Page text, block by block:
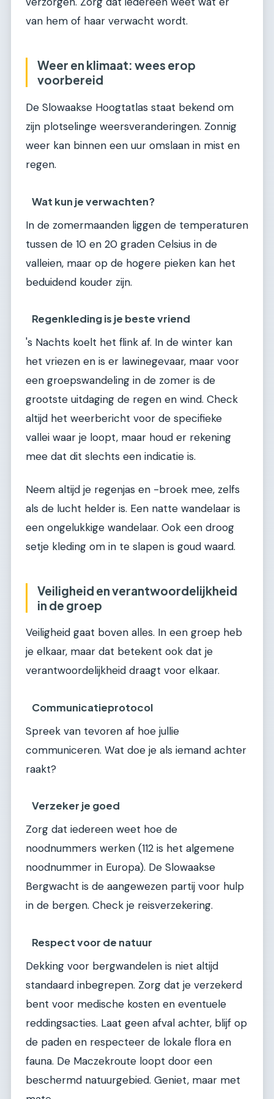
van hem of haar verwacht wordt.
Weer en klimaat: wees erop
voorbereid
De Slowaakse Hoogtatlas staat bekend om
zijn plotselinge weersveranderingen. Zonnig
weer kan binnen een uur omslaan in mist en
regen.
Wat kun je verwachten?
In de zomermaanden liggen de temperaturen
tussen de 10 en 20 graden Celsius in de
valleien, maar op de hogere pieken kan het
beduidend kouder zijn.
Regenkleding is je beste vriend
's Nachts koelt het flink af. In de winter kan
het vriezen en is er lawinegevaar, maar voor
een groepswandeling in de zomer is de
grootste uitdaging de regen en wind. Check
altijd het weerbericht voor de specifieke
vallei waar je loopt, maar houd er rekening
mee dat dit slechts een indicatie is.
Neem altijd je regenjas en -broek mee, zelfs
als de lucht helder is. Een natte wandelaar is
een ongelukkige wandelaar. Ook een droog
setje kleding om in te slapen is goud waard.
Veiligheid en verantwoordelijkheid
in de groep
Veiligheid gaat boven alles. In een groep heb
je elkaar, maar dat betekent ook dat je
verantwoordelijkheid draagt voor elkaar.
Communicatieprotocol
Spreek van tevoren af hoe jullie
communiceren. Wat doe je als iemand achter
raakt?
Verzeker je goed
Zorg dat iedereen weet hoe de
noodnummers werken (112 is het algemene
noodnummer in Europa). De Slowaakse
Bergwacht is de aangewezen partij voor hulp
in de bergen. Check je reisverzekering.
Respect voor de natuur
Dekking voor bergwandelen is niet altijd
standaard inbegrepen. Zorg dat je verzekerd
bent voor medische kosten en eventuele
reddingsacties. Laat geen afval achter, blijf op
de paden en respecteer de lokale flora en
fauna. De Maczekroute loopt door een
beschermd natuurgebied. Geniet, maar met